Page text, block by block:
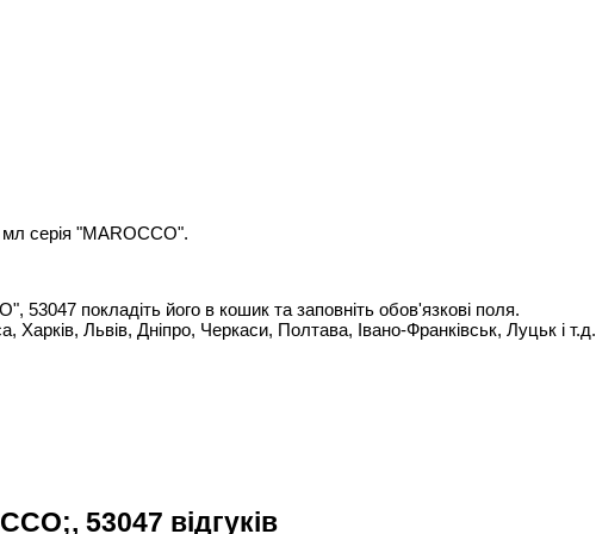
серія "MAROCCO".
покладіть його в кошик та заповніть обов'язкові поля.
Харків, Львів, Дніпро, Черкаси, Полтава, Івано-Франківськ, Луцьк і т.д.
53047 відгуків